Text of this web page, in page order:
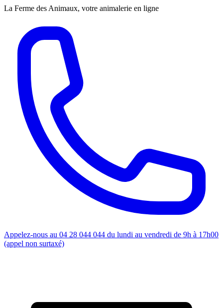
La Ferme des Animaux, votre animalerie en ligne
Appelez-nous au 04 28 044 044 du lundi au vendredi de 9h à 17h00
(appel non surtaxé)